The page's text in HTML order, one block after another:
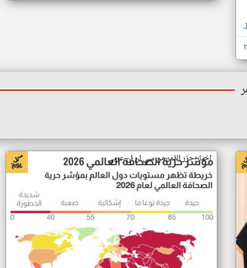
اخبار جزر القمر من سي ان ان عربي